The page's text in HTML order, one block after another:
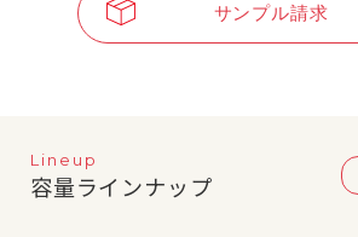
サンプル請求
Lineup
容量ラインナップ